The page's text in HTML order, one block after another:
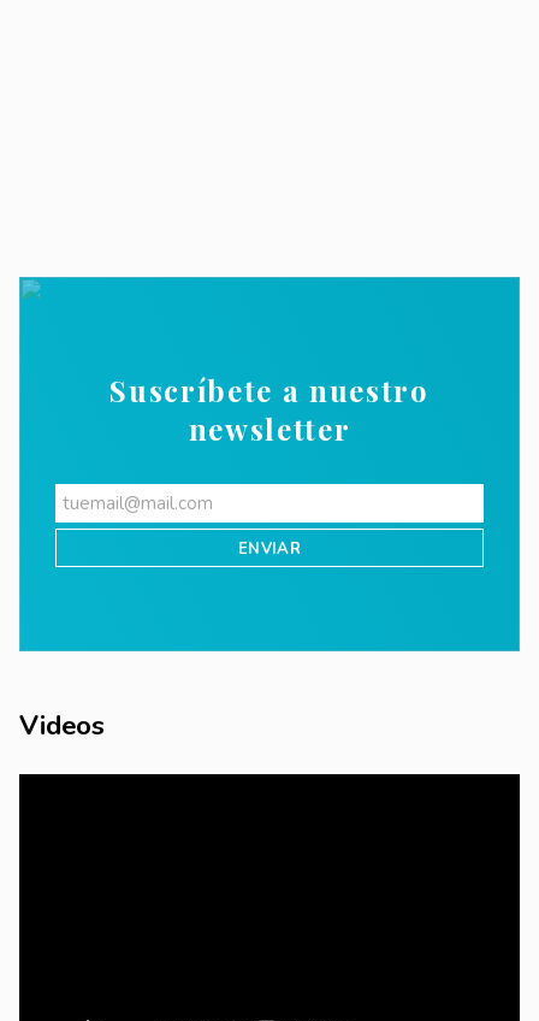
Suscríbete a nuestro
newsletter
Videos